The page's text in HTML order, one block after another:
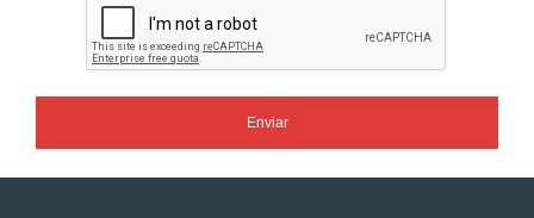
Enviar